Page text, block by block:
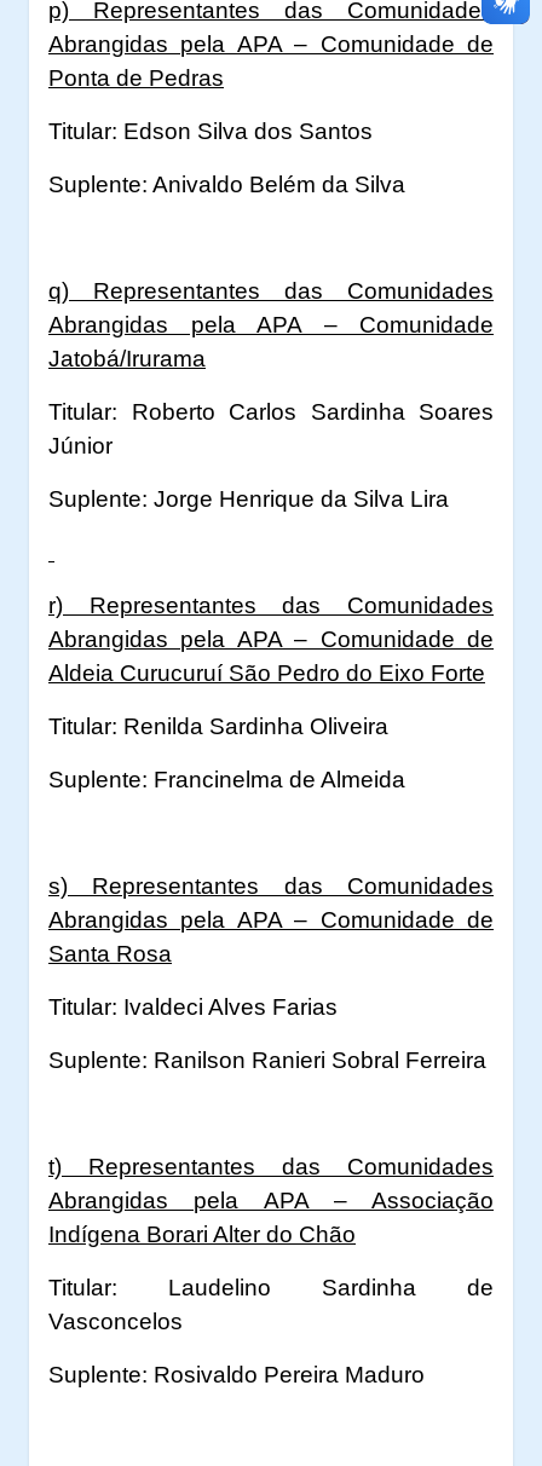
p) Representantes das Comunidades
Abrangidas pela APA – Comunidade de
Ponta de Pedras
Titular: Edson Silva dos Santos
Suplente: Anivaldo Belém da Silva
q) Representantes das Comunidades
Abrangidas pela APA – Comunidade
Jatobá/Irurama
Titular: Roberto Carlos Sardinha Soares
Júnior
Suplente: Jorge Henrique da Silva Lira
r) Representantes das Comunidades
Abrangidas pela APA – Comunidade de
Aldeia Curucuruí São Pedro do Eixo Forte
Titular: Renilda Sardinha Oliveira
Suplente: Francinelma de Almeida
s) Representantes das Comunidades
Abrangidas pela APA – Comunidade de
Santa Rosa
Titular: Ivaldeci Alves Farias
Suplente: Ranilson Ranieri Sobral Ferreira
t) Representantes das Comunidades
Abrangidas pela APA – Associação
Indígena Borari Alter do Chão
Titular: Laudelino Sardinha de
Vasconcelos
Suplente: Rosivaldo Pereira Maduro